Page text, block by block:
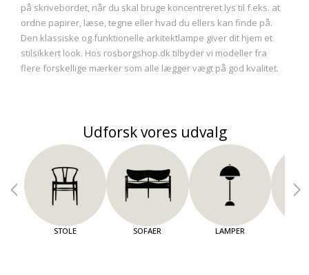
på skrivebordet, når du skal bruge koncentreret lys til f.eks. at
ordne papirer, læse, tegne eller hvad du ellers kan finde på.
Den klassiske og funktionelle arkitektlampe giver dit hjem et
stilsikkert look. Hos rosborgshop.dk tilbyder vi modeller fra
flere forskellige mærker som alle lægger vægt på god kvalitet.
Udforsk vores udvalg
STOLE SOFAER LAMPER